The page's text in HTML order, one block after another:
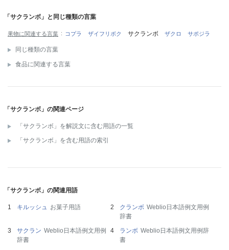
「サクランボ」と同じ種類の言葉
果物に関連する言葉 コプラ ザイフリボク サクランボ ザクロ サポジラ
同じ種類の言葉
食品に関連する言葉
「サクランボ」の関連ページ
「サクランボ」を解説文に含む用語の一覧
「サクランボ」を含む用語の索引
「サクランボ」の関連用語
キルッシュ お菓子用語 クランボ Weblio日本語例文用例
辞書
サクラン Weblio日本語例文用例
辞書
ランボ Weblio日本語例文用例辞
書